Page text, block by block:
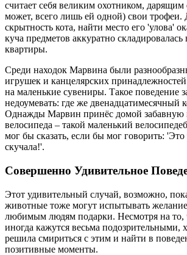
считает себя великим охотником, дарящим
может, всего лишь ей одной) свои трофеи.
скрытность кота, найти место его 'улова'
куча предметов аккуратно
квартиры.
Среди находок Марвина были
игрушек и канцелярских
на маленькие сувениры. Такое поведение
недоумевать: где же двенадцатимесячный
Однажды Марвин принёс домой
велосипеда – такой маленький
мог бы сказать, если бы мог говорить:
скучала!'.
Совершенно Удивительное
Этот удивительный случай, возможно,
животные тоже могут испытывать
любимым людям подарки. Несмотря на то,
иногда кажутся весьма подозрительными,
решила смириться с этим и найти в
позитивные моменты.